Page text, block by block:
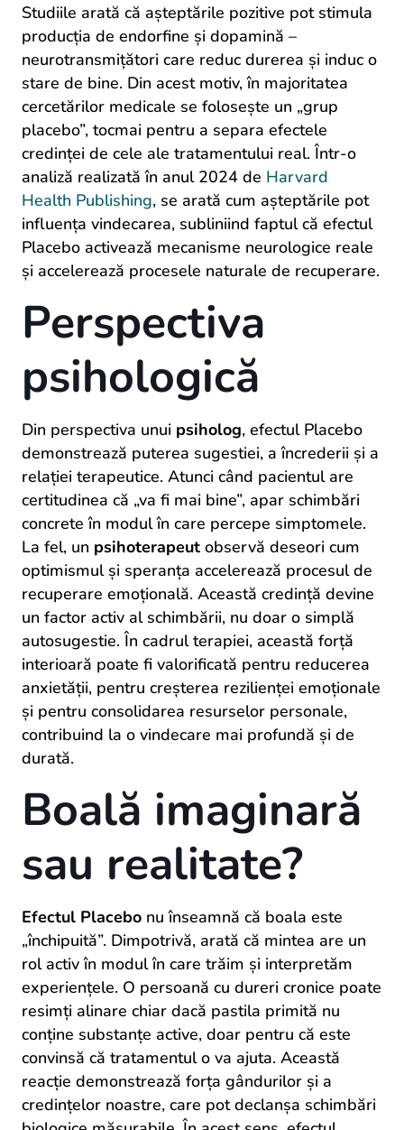
Studiile arată că așteptările pozitive pot stimula
producția de endorfine și dopamină –
neurotransmițători care reduc durerea și induc o
stare de bine. Din acest motiv, în majoritatea
cercetărilor medicale se folosește un „grup
placebo”, tocmai pentru a separa efectele
credinței de cele ale tratamentului real. Într-o
analiză realizată în anul 2024 de Harvard
Health Publishing, se arată cum așteptările pot
influența vindecarea, subliniind faptul că efectul
Placebo activează mecanisme neurologice reale
și accelerează procesele naturale de recuperare.
Perspectiva
psihologică
Din perspectiva unui psiholog, efectul Placebo
demonstrează puterea sugestiei, a încrederii și a
relației terapeutice. Atunci când pacientul are
certitudinea că „va fi mai bine”, apar schimbări
concrete în modul în care percepe simptomele.
La fel, un psihoterapeut observă deseori cum
optimismul și speranța accelerează procesul de
recuperare emoțională. Această credință devine
un factor activ al schimbării, nu doar o simplă
autosugestie. În cadrul terapiei, această forță
interioară poate fi valorificată pentru reducerea
anxietății, pentru creșterea rezilienței emoționale
și pentru consolidarea resurselor personale,
contribuind la o vindecare mai profundă și de
durată.
Boală imaginară
sau realitate?
Efectul Placebo nu înseamnă că boala este
„închipuită”. Dimpotrivă, arată că mintea are un
rol activ în modul în care trăim și interpretăm
experiențele. O persoană cu dureri cronice poate
resimți alinare chiar dacă pastila primită nu
conține substanțe active, doar pentru că este
convinsă că tratamentul o va ajuta. Această
reacție demonstrează forța gândurilor și a
credințelor noastre, care pot declanșa schimbări